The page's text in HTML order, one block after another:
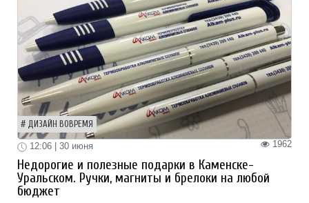
ДИЗАЙН ВОВРЕМЯ
1962
12:06 | 30 июня
Недорогие и полезные подарки в Каменске-
Уральском. Ручки, магниты и брелоки на любой
бюджет